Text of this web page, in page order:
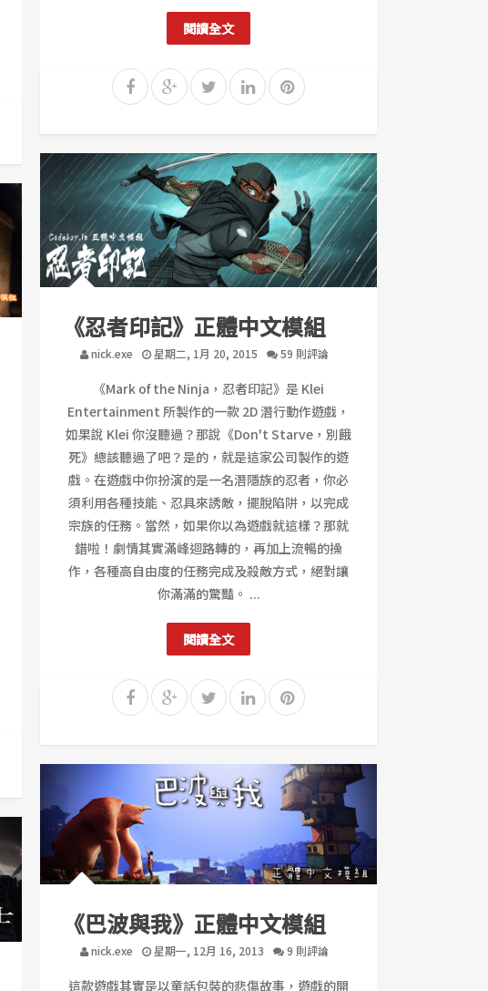
閱讀全文
《忍者印記》正體中文模組
nick.exe 星期二, 1月 20, 2015 59 則評論
《Mark of the Ninja，忍者印記》是 Klei
Entertainment 所製作的一款 2D 潛行動作遊戲，
如果說 Klei 你沒聽過？那說《Don't Starve，別餓
死》總該聽過了吧？是的，就是這家公司製作的遊
戲。在遊戲中你扮演的是一名潛隱族的忍者，你必
須利用各種技能、忍具來誘敵，擺脫陷阱，以完成
宗族的任務。當然，如果你以為遊戲就這樣？那就
錯啦！劇情其實滿峰迴路轉的，再加上流暢的操
作，各種高自由度的任務完成及殺敵方式，絕對讓
你滿滿的驚豔。 ...
閱讀全文
《巴波與我》正體中文模組
nick.exe 星期一, 12月 16, 2013 9 則評論
這款遊戲其實是以童話包裝的悲傷故事，遊戲的開